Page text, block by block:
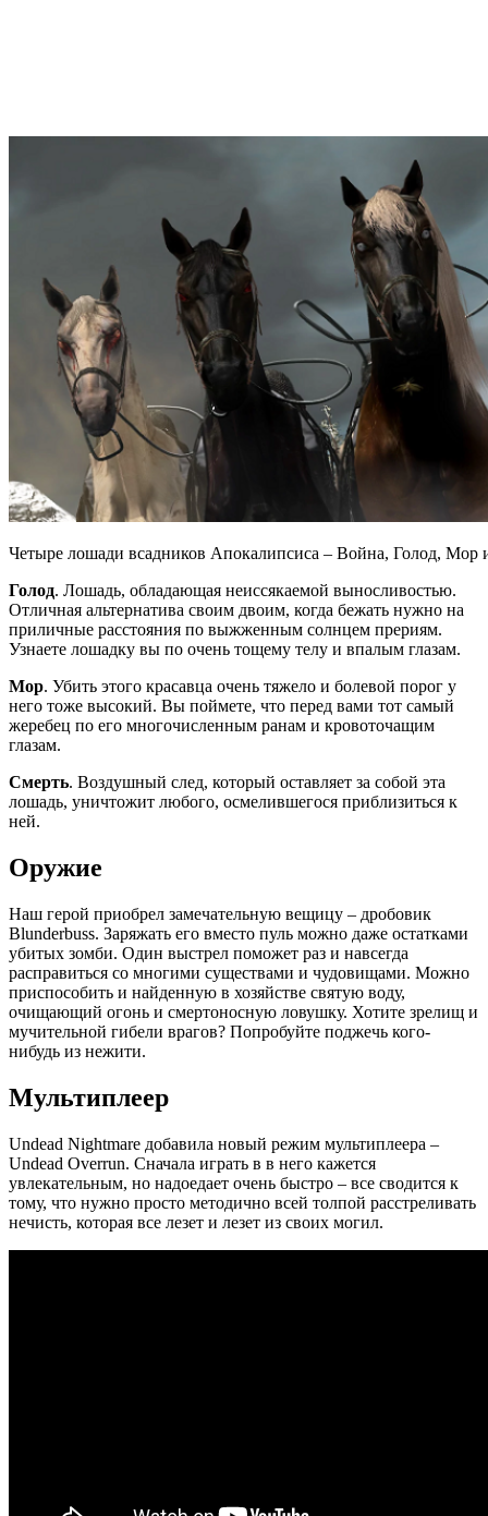
Четыре лошади всадников Апокалипсиса – Война, Голод, Мор
Голод. Лошадь, обладающая неиссякаемой выносливостью.
Отличная альтернатива своим двоим, когда бежать нужно на
приличные расстояния по выжженным солнцем прериям.
Узнаете лошадку вы по очень тощему телу и впалым глазам.
Мор. Убить этого красавца очень тяжело и болевой порог у
него тоже высокий. Вы поймете, что перед вами тот самый
жеребец по его многочисленным ранам и кровоточащим
глазам.
Смерть. Воздушный след, который оставляет за собой эта
лошадь, уничтожит любого, осмелившегося приблизиться к
ней.
Оружие
Наш герой приобрел замечательную вещицу – дробовик
Blunderbuss. Заряжать его вместо пуль можно даже остатками
убитых зомби. Один выстрел поможет раз и навсегда
расправиться со многими существами и чудовищами. Можно
приспособить и найденную в хозяйстве святую воду,
очищающий огонь и смертоносную ловушку. Хотите зрелищ и
мучительной гибели врагов? Попробуйте поджечь кого-
нибудь из нежити.
Мультиплеер
Undead Nightmare добавила новый режим мультиплеера –
Undead Overrun. Сначала играть в в него кажется
увлекательным, но надоедает очень быстро – все сводится к
тому, что нужно просто методично всей толпой расстреливать
нечисть, которая все лезет и лезет из своих могил.